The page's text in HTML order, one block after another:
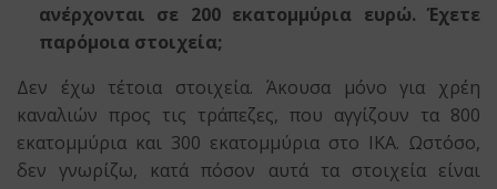
ανέρχονται σε 200 εκατομμύρια ευρώ. Έχετε
παρόμοια στοιχεία;
Δεν έχω τέτοια στοιχεία. Άκουσα μόνο για χρέη
καναλιών προς τις τράπεζες, που αγγίζουν τα 800
εκατομμύρια και 300 εκατομμύρια στο ΙΚΑ. Ωστόσο,
δεν γνωρίζω, κατά πόσον αυτά τα στοιχεία είναι